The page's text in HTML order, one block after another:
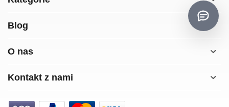
Blog
O nas
Kontakt z nami